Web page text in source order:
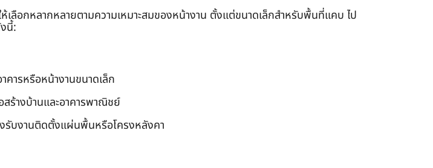
เลือกหลากหลายตามความเหมาะสมของหน้างาน ตั้งแต่ขนาดเล็กสำหรับพื้นที่แคบ ไป
นี้:
คารหรือหน้างานขนาดเล็ก
ร้างบ้านและอาคารพาณิชย์
รับงานติดตั้งแผ่นพื้นหรือโครงหลังคา